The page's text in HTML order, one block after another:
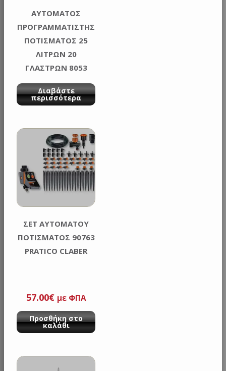
AΥΤΟMATOΣ
ΠΡΟΓΡΑΜΜΑΤΙΣΤΗΣ
ΠΟΤΙΣΜΑΤΟΣ 25
ΛΙΤΡΩΝ 20
ΓΛΑΣΤΡΩΝ 8053
OASIS CLABER
Διαβάστε
περισσότερα
ΣΕΤ ΑΥΤΟΜΑΤΟΥ
ΠΟΤΙΣΜΑΤΟΣ 90763
PRATICO CLABER
57.00€ με ΦΠΑ
Προσθήκη στο
καλάθι